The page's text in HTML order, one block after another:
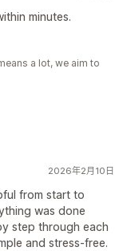
minutes.
a lot, we aim to
2026年2月10日
from start to
was done
step through each
and stress-free.